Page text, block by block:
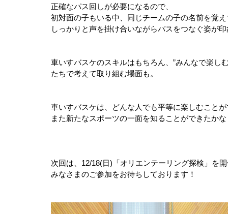
正確なパス回しが必要になるので、
初対面の子もいる中、同じチームの子の名前を覚
しっかりと声を掛け合いながらパスをつなぐ姿が
車いすバスケのスキルはもちろん、”みんなで楽し
たちで考えて取り組む場面も。
車いすバスケは、どんな人でも平等に楽しむこと
また新たなスポーツの一面を知ることができたか
次回は、12/18(日)「オリエンテーリング探検」を
みなさまのご参加をお待ちしております！